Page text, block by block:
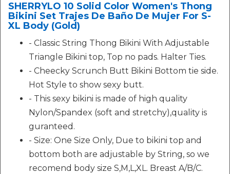
SHERRYLO 10 Solid Color Women's Thong
Bikini Set Trajes De Baño De Mujer For S-
XL Body (Gold)
- Classic String Thong Bikini With Adjustable
Triangle Bikini top, Top no pads. Halter Ties.
- Cheecky Scrunch Butt Bikini Bottom tie side.
Hot Style to show sexy butt.
- This sexy bikini is made of high quality
Nylon/Spandex (soft and stretchy),quality is
guranteed.
- Size: One Size Only, Due to bikini top and
bottom both are adjustable by String, so we
recomend body size S,M,L,XL. Breast A/B/C.